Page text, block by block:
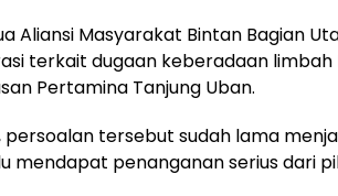
Aliansi Masyarakat Bintan Bagian
terkait dugaan keberadaan limbah
Pertamina Tanjung Uban.
persoalan tersebut sudah lama
mendapat penanganan serius dari